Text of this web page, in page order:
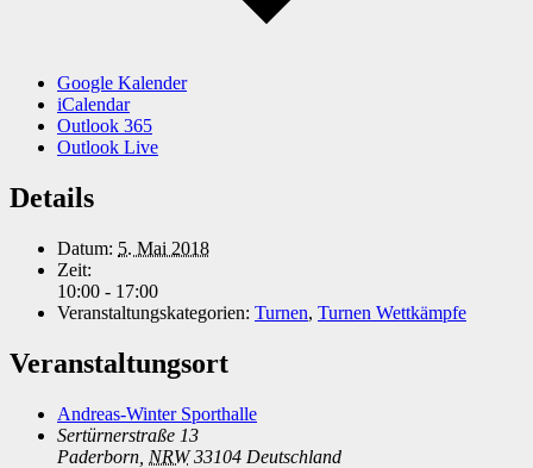
Google Kalender
iCalendar
Outlook 365
Outlook Live
Details
Datum: 5. Mai 2018
Zeit:
10:00 - 17:00
Veranstaltungskategorien: Turnen, Turnen Wettkämpfe
Veranstaltungsort
Andreas-Winter Sporthalle
Sertürnerstraße 13
Paderborn NRW 33104 Deutschland